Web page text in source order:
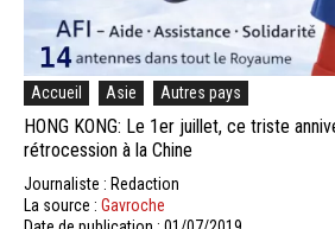
Accueil Asie Autres pays
HONG KONG: Le 1er juillet, ce triste
rétrocession à la Chine
Journaliste : Redaction
La source : Gavroche